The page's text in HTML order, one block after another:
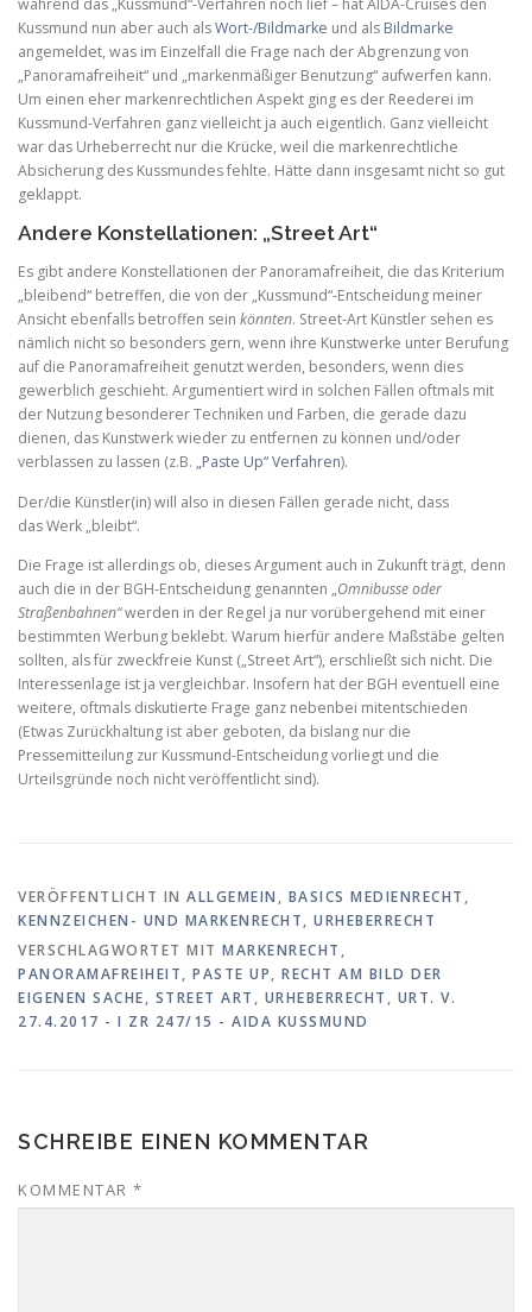
während das „Kussmund“-Verfahren noch lief – hat AIDA-Cruises den
Kussmund nun aber auch alsWort-/Bildmarke und als Bildmarke
angemeldet, was im Einzelfall die Frage nach der Abgrenzung von
„Panoramafreiheit“ und „markenmäßiger Benutzung“ aufwerfen kann.
Um einen eher markenrechtlichen Aspekt ging es der Reederei im
Kussmund-Verfahren ganz vielleicht ja auch eigentlich. Ganz vielleicht
war das Urheberrecht nur die Krücke, weil die markenrechtliche
Absicherung des Kussmundes fehlte. Hätte dann insgesamt nicht so gut
geklappt.
Andere Konstellationen: „Street Art“
Es gibt andere Konstellationen der Panoramafreiheit, die das Kriterium
„bleibend“ betreffen, die von der „Kussmund“-Entscheidung meiner
Ansicht ebenfalls betroffen sein könnten. Street-Art Künstler sehen es
nämlich nicht so besonders gern, wenn ihre Kunstwerke unter Berufung
auf die Panoramafreiheit genutzt werden, besonders, wenn dies
gewerblich geschieht. Argumentiert wird in solchen Fällen oftmals mit
der Nutzung besonderer Techniken und Farben, die gerade dazu
dienen, das Kunstwerk wieder zu entfernen zu können und/oder
verblassen zu lassen (z.B. „Paste Up“ Verfahren).
Der/die Künstler(in) will also in diesen Fällen gerade nicht, dass
das Werk „bleibt“.
Die Frage ist allerdings ob, dieses Argument auch in Zukunft trägt, denn
auch die in der BGH-Entscheidung genannten „Omnibusse oder
Straßenbahnen“werden in der Regel ja nur vorübergehend mit einer
bestimmten Werbung beklebt. Warum hierfür andere Maßstäbe gelten
sollten, als für zweckfreie Kunst („Street Art“), erschließt sich nicht. Die
Interessenlage ist ja vergleichbar. Insofern hat der BGH eventuell eine
weitere, oftmals diskutierte Frage ganz nebenbei mitentschieden
(Etwas Zurückhaltung ist aber geboten, da bislang nur die
Pressemitteilung zur Kussmund-Entscheidung vorliegt und die
Urteilsgründe noch nicht veröffentlicht sind).
VERÖFFENTLICHT IN ALLGEMEIN , BASICS MEDIENRECHT ,
KENNZEICHEN- UND MARKENRECHT, URHEBERRECHT
VERSCHLAGWORTET MIT MARKENRECHT ,
PANORAMAFREIHEIT, PASTE UP, RECHT AM BILD DER
EIGENEN SACHE, STREET ART , URHEBERRECHT , URT. V.
27.4.2017 - I ZR 247/15 - AIDA KUSSMUND
SCHREIBE EINEN KOMMENTAR
KOMMENTAR *